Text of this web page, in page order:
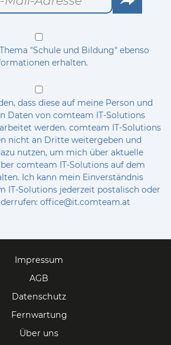
"Schule und Bildung" ebenso
erhalten.
dass diese auf meine Person und
Daten von comteam IT-Solutions
werden. comteam IT-Solutions
nicht an Dritte weitergeben und
nutzen, um mich über aktuelle
comteam IT-Solutions auf dem
Ich kann mein Einverständnis
IT-Solutions jederzeit postalisch oder
office@it.comteam.at
Go
Impressum
AGB
Datenschutz
Fernwartung
Über uns